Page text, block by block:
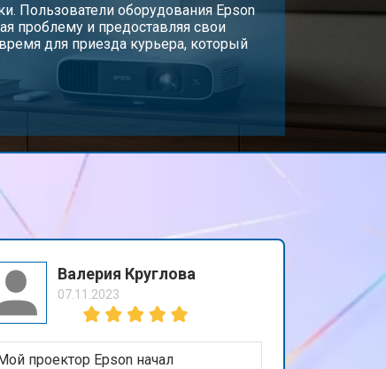
Пользователи оборудования Epson
проблему и предоставляя свои
для приезда курьера, который
Валерия Круглова
07.11.2023
проектор Epson начал